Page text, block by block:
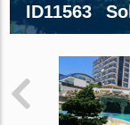
ID11563